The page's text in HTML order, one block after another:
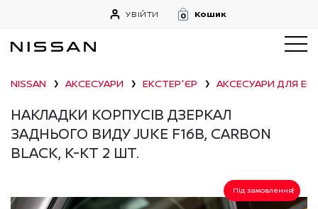
УВІЙТИ 0 Кошик
NISSAN ❯ АКСЕСУАРИ ❯ ЕКСТЕР'ЄР ❯ АКСЕСУАРИ ДЛЯ
НАКЛАДКИ КОРПУСІВ ДЗЕРКАЛ
ЗАДНЬОГО ВИДУ JUKE F16B, CARBON
BLACK, К-КТ 2 ШТ.
Під замовлення